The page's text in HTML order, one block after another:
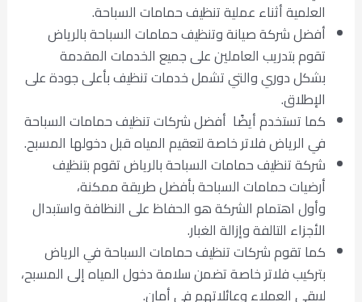
العلمية أثناء عملية تنظيف حمامات السباحة.
أفضل شركة صيانة وتنظيف حمامات السباحة بالرياض
تقوم بتدريب العاملين على جميع الخدمات المقدمة
بشكل دوري والتي تشمل خدمات تنظيف بأعلى جودة على
الإطلاق.
كما تستخدم أيضًا أفضل شركات تنظيف حمامات السباحة
في الرياض فلاتر خاصة لتعقيم المياه قبل دخولها المسبح.
شركة تنظيف حمامات السباحة بالرياض تقوم بتنظيف
أرضيات حمامات السباحة بأفضل طريقة ممكنة،
وأول اهتمام الشركة هو الحفاظ على النظافة واستبدال
الأجزاء التالفة وإزالة الغبار.
كما تقوم شركات تنظيف حمامات السباحة في الرياض
بتركيب فلاتر خاصة تضمن سلامة دخول المياه إلى المسبح،
ليبقى العملاء وعائلاتهم في أمان.